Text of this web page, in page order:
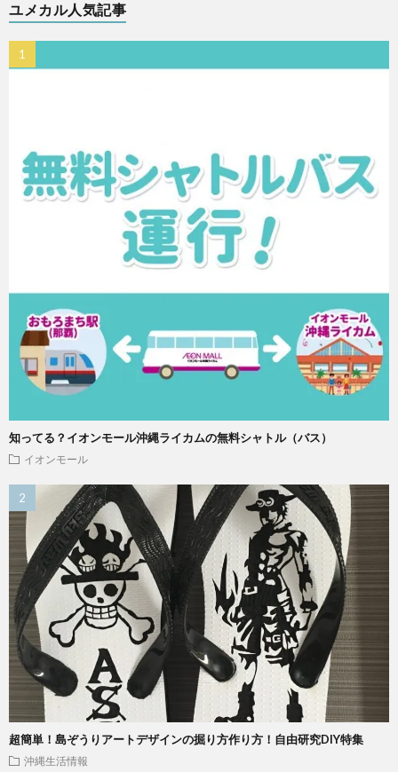
ユメカル人気記事
知ってる？イオンモール沖縄ライカムの無料シャトル（バス）
イオンモール
超簡単！島ぞうりアートデザインの掘り方作り方！自由研究DIY特集
沖縄生活情報